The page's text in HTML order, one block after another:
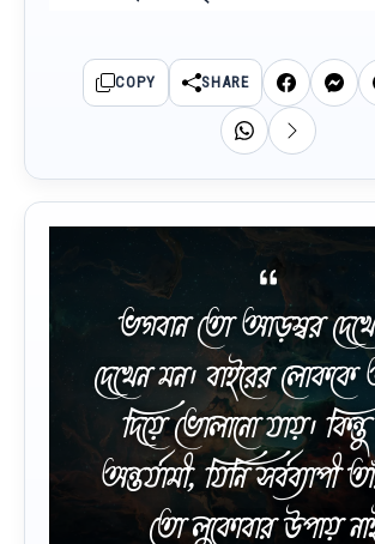
COPY SHARE
ভগবান তো আড়ম্বর
দেখেন মন। বাইরের
দিয়ে ভোলানো যায়। কিন্তু
অন্তর্যামী, যিনি সর্বব্যাপী
তো লুকোবার উপায়